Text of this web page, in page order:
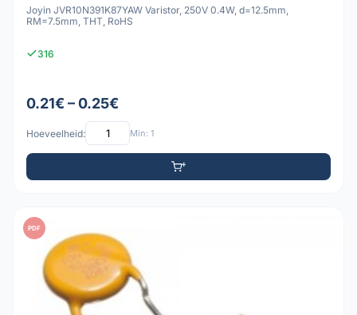
Joyin JVR10N391K87YAW Varistor, 250V 0.4W, d=12.5mm,
RM=7.5mm, THT, RoHS
316
0.21€ – 0.25€
Hoeveelheid: Min: 1
PDF